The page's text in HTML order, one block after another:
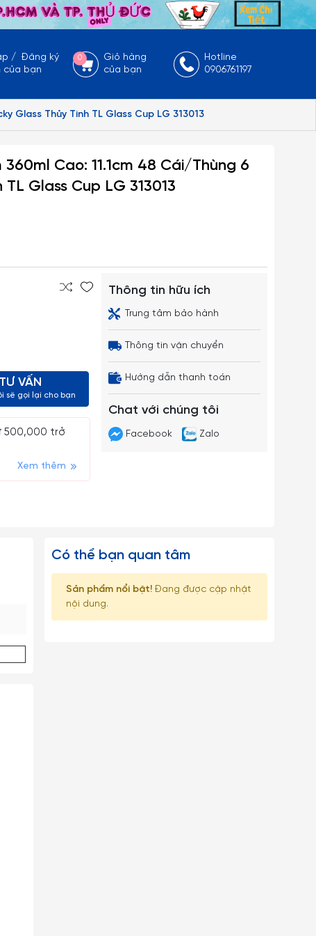
/Đăng ký
của bạn
0
Giỏ hàng
của bạn
Hotline
0906761197
Glass Thủy Tinh TL Glass Cup LG 313013
Cao: 11.1cm 48 Cái/Thùng 6
Glass Cup LG 313013
TƯ VẤN
sẽ gọi lại cho bạn
500,000 trở
Xem thêm
Thông tin hữu ích
Trung tâm bảo hành
Thông tin vận chuyển
Hướng dẫn thanh toán
Chat với chúng tôi
Facebook Zalo
Có thể bạn quan tâm
Sản phẩm nổi bật!Đang được cập nhật
nội dung.